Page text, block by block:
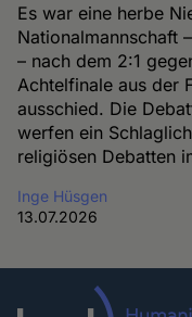
Es war eine herbe
Nationalmannschaft
– nach dem 2:1
Achtelfinale aus der
ausschied. Die
werfen ein
religiösen Debatten
Inge Hüsgen
13.07.2026